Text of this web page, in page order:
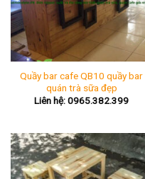
Quầy bar cafe QB10 quầy bar
quán trà sữa đẹp
Liên hệ: 0965.382.399